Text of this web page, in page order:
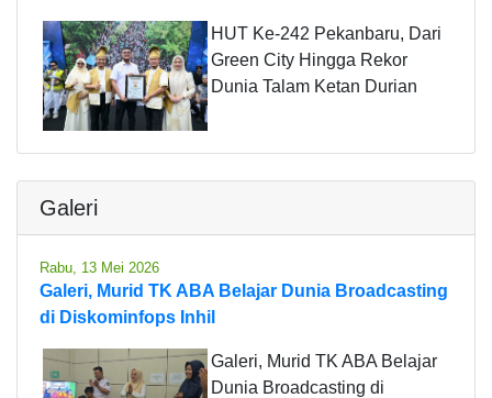
HUT Ke-242 Pekanbaru, Dari
Green City Hingga Rekor
Dunia Talam Ketan Durian
Galeri
Rabu, 13 Mei 2026
Galeri, Murid TK ABA Belajar Dunia Broadcasting
di Diskominfops Inhil
Galeri, Murid TK ABA Belajar
Dunia Broadcasting di